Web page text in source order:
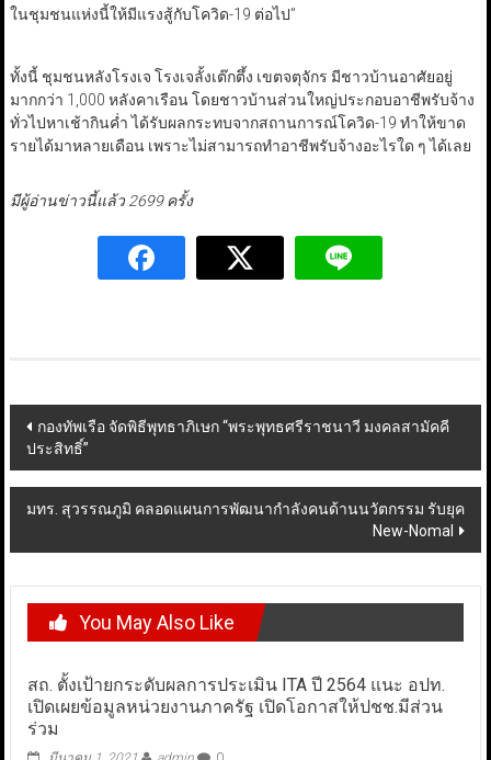
ในชุมชนแห่งนี้ให้มีแรงสู้กับโควิด-19 ต่อไป”
ทั้งนี้ ชุมชนหลังโรงเจ โรงเจลั้งเต๊กตึ้ง เขตจตุจักร มีชาวบ้านอาศัยอยู่
มากกว่า 1,000 หลังคาเรือน โดยชาวบ้านส่วนใหญ่ประกอบอาชีพรับจ้าง
ทั่วไปหาเช้ากินค่ำ ได้รับผลกระทบจากสถานการณ์โควิด-19 ทำให้ขาด
รายได้มาหลายเดือน เพราะไม่สามารถทำอาชีพรับจ้างอะไรใด ๆ ได้เลย
มีผู้อ่านข่าวนี้แล้ว 2699 ครั้ง
Post
navigation
กองทัพเรือ จัดพิธีพุทธาภิเษก “พระพุทธศรีราชนาวี มงคลสามัคคี
ประสิทธิ์”
มทร. สุวรรณภูมิ คลอดแผนการพัฒนากำลังคนด้านนวัตกรรม รับยุค
New-Nomal
You May Also Like
สถ. ตั้งเป้ายกระดับผลการประเมิน ITA ปี 2564 แนะ อปท.
เปิดเผยข้อมูลหน่วยงานภาครัฐ เปิดโอกาสให้ปชช.มีส่วน
ร่วม